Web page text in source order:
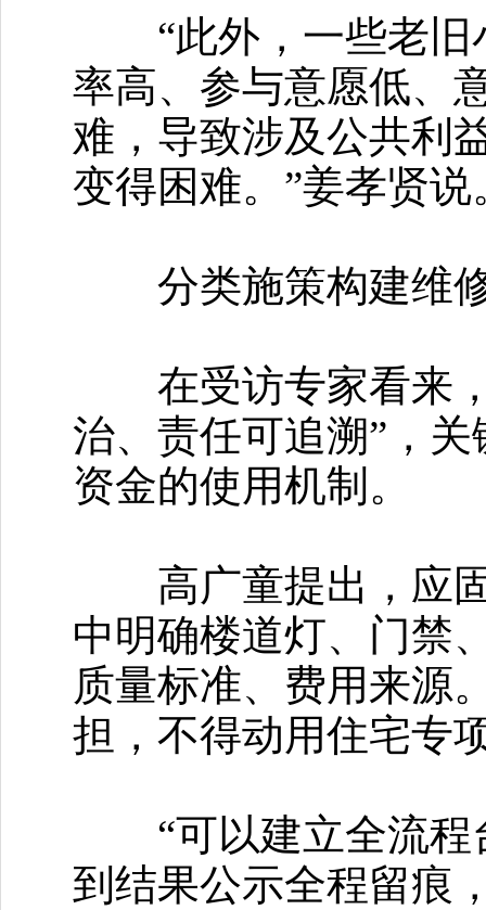
“此外，一些老旧
率高、参与意愿低、
难，导致涉及公共利
变得困难。”姜孝贤说
分类施策构建维
在受访专家看来，
治、责任可追溯”，
资金的使用机制。
高广童提出，应固
中明确楼道灯、门禁
质量标准、费用来源
担，不得动用住宅专
“可以建立全流程
到结果公示全程留痕